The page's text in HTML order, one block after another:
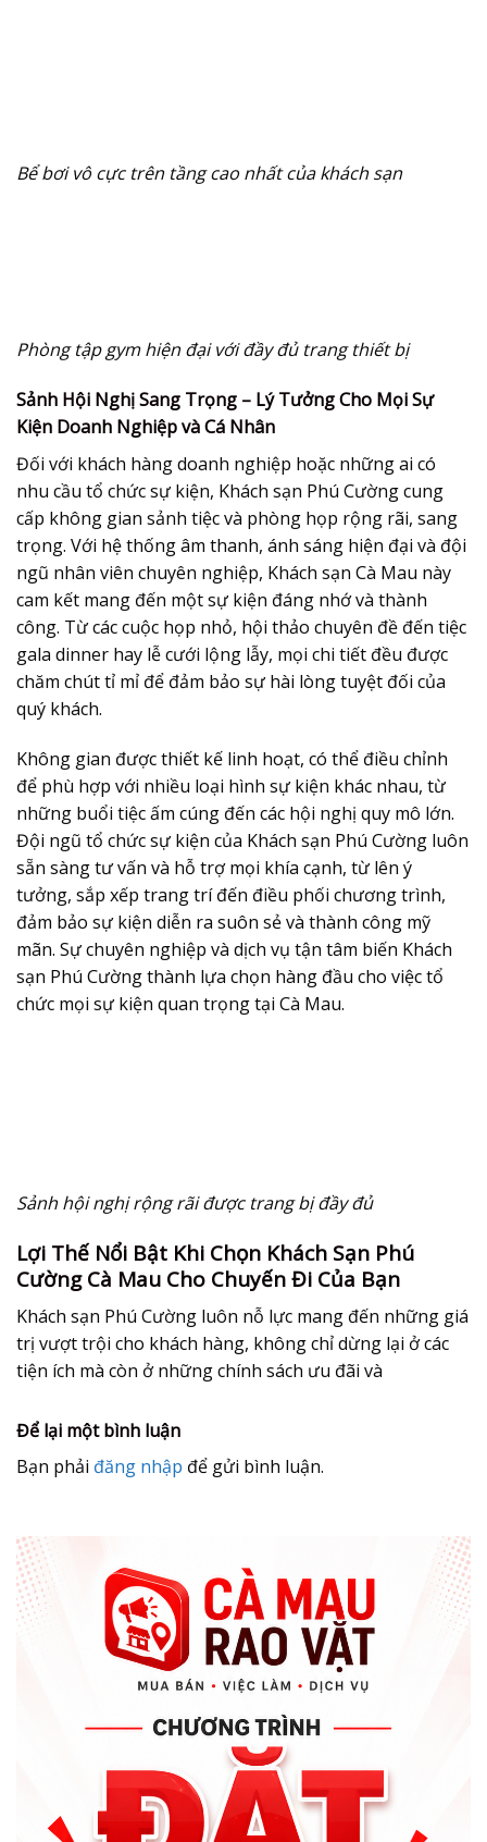
Bể bơi vô cực trên tầng cao nhất của khách sạn
Phòng tập gym hiện đại với đầy đủ trang thiết bị
Sảnh Hội Nghị Sang Trọng – Lý Tưởng Cho Mọi Sự
Kiện Doanh Nghiệp và Cá Nhân
Đối với khách hàng doanh nghiệp hoặc những ai có
nhu cầu tổ chức sự kiện, Khách sạn Phú Cường cung
cấp không gian sảnh tiệc và phòng họp rộng rãi, sang
trọng. Với hệ thống âm thanh, ánh sáng hiện đại và đội
ngũ nhân viên chuyên nghiệp, Khách sạn Cà Mau này
cam kết mang đến một sự kiện đáng nhớ và thành
công. Từ các cuộc họp nhỏ, hội thảo chuyên đề đến tiệc
gala dinner hay lễ cưới lộng lẫy, mọi chi tiết đều được
chăm chút tỉ mỉ để đảm bảo sự hài lòng tuyệt đối của
quý khách.
Không gian được thiết kế linh hoạt, có thể điều chỉnh
để phù hợp với nhiều loại hình sự kiện khác nhau, từ
những buổi tiệc ấm cúng đến các hội nghị quy mô lớn.
Đội ngũ tổ chức sự kiện của Khách sạn Phú Cường luôn
sẵn sàng tư vấn và hỗ trợ mọi khía cạnh, từ lên ý
tưởng, sắp xếp trang trí đến điều phối chương trình,
đảm bảo sự kiện diễn ra suôn sẻ và thành công mỹ
mãn. Sự chuyên nghiệp và dịch vụ tận tâm biến Khách
sạn Phú Cường thành lựa chọn hàng đầu cho việc tổ
chức mọi sự kiện quan trọng tại Cà Mau.
Sảnh hội nghị rộng rãi được trang bị đầy đủ
Lợi Thế Nổi Bật Khi Chọn Khách Sạn Phú
Cường Cà Mau Cho Chuyến Đi Của Bạn
Khách sạn Phú Cường luôn nỗ lực mang đến những giá
trị vượt trội cho khách hàng, không chỉ dừng lại ở các
tiện ích mà còn ở những chính sách ưu đãi và
Để lại một bình luận
Bạn phải đăng nhập để gửi bình luận.